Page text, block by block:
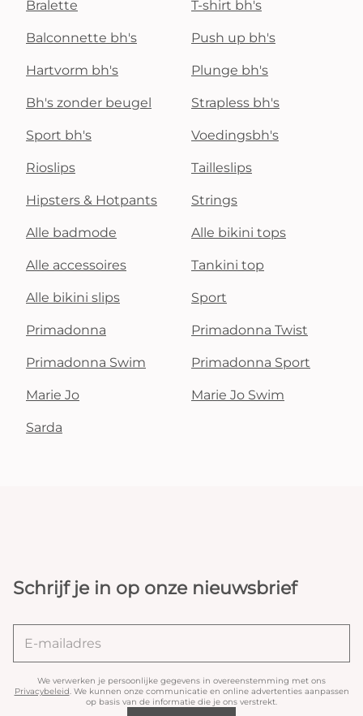
Bralette T-shirt bh's
Balconnette bh's Push up bh's
Hartvorm bh's Plunge bh's
Bh's zonder beugel Strapless bh's
Sport bh's Voedingsbh's
Rioslips Tailleslips
Hipsters & Hotpants Strings
Alle badmode Alle bikini tops
Alle accessoires Tankini top
Alle bikini slips Sport
Primadonna Primadonna Twist
Primadonna Swim Primadonna Sport
Marie Jo Marie Jo Swim
Sarda
Schrijf je in op onze nieuwsbrief
We verwerken je persoonlijke gegevens in overeenstemming met ons
Privacybeleid. We kunnen onze communicatie en online advertenties aanpassen
op basis van de informatie die je ons verstrekt.